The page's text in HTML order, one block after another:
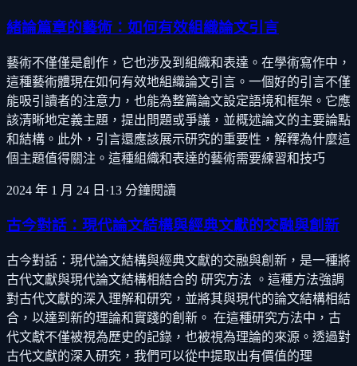
緒論篇章的藝術：如何有效組織論文引言
藝術不僅僅是創作，它也涉及到組織和表達。在學術寫作中，
這種藝術體現在如何有效地組織論文引言。一個好的引言不僅
能吸引讀者的注意力，也能為整篇論文設定語境和框架。它應
該清晰地定義主題，提出問題或爭議，並概述論文的主要論點
和結構。此外，引言還應該展示研究的重要性，解釋為什麼這
個主題值得關注。這種組織和表達的藝術需要練習和技巧
2024 年 1 月 24 日 ·13 分鐘閱讀
古今對話：現代論文結構與經典文獻的交融與創新
古今對話：現代論文結構與經典文獻的交融與創新，是一種將
古代文獻與現代論文結構相結合的 研究方法 。這種方法強調
對古代文獻的深入理解和研究，並將其與現代的論文結構相結
合，以達到新的理論和實踐的創新。 在這種研究方法中，古
代文獻不僅被視為歷史的記錄，也被視為理論的來源。透過對
古代文獻的深入研究，我們可以從中提取出有價值的理